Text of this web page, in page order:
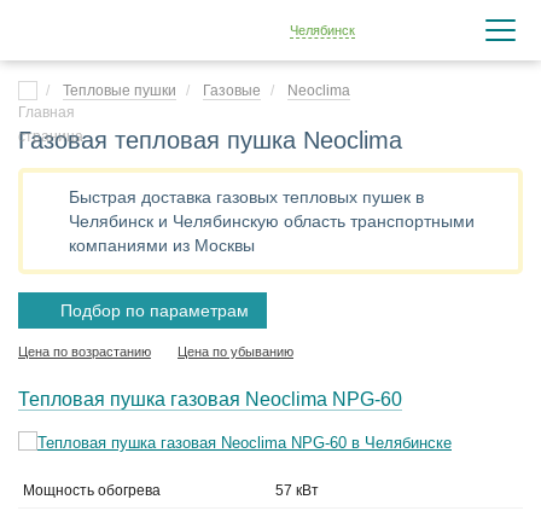
Челябинск
Тепловые пушки Газовые Neoclima
Газовая тепловая пушка Neoclima
Быстрая доставка газовых тепловых пушек в
Челябинск и Челябинскую область транспортными
компаниями из Москвы
Подбор по параметрам
Цена по возрастанию Цена по убыванию
Тепловая пушка газовая Neoclima NPG-60
Мощность обогрева 57 кВт